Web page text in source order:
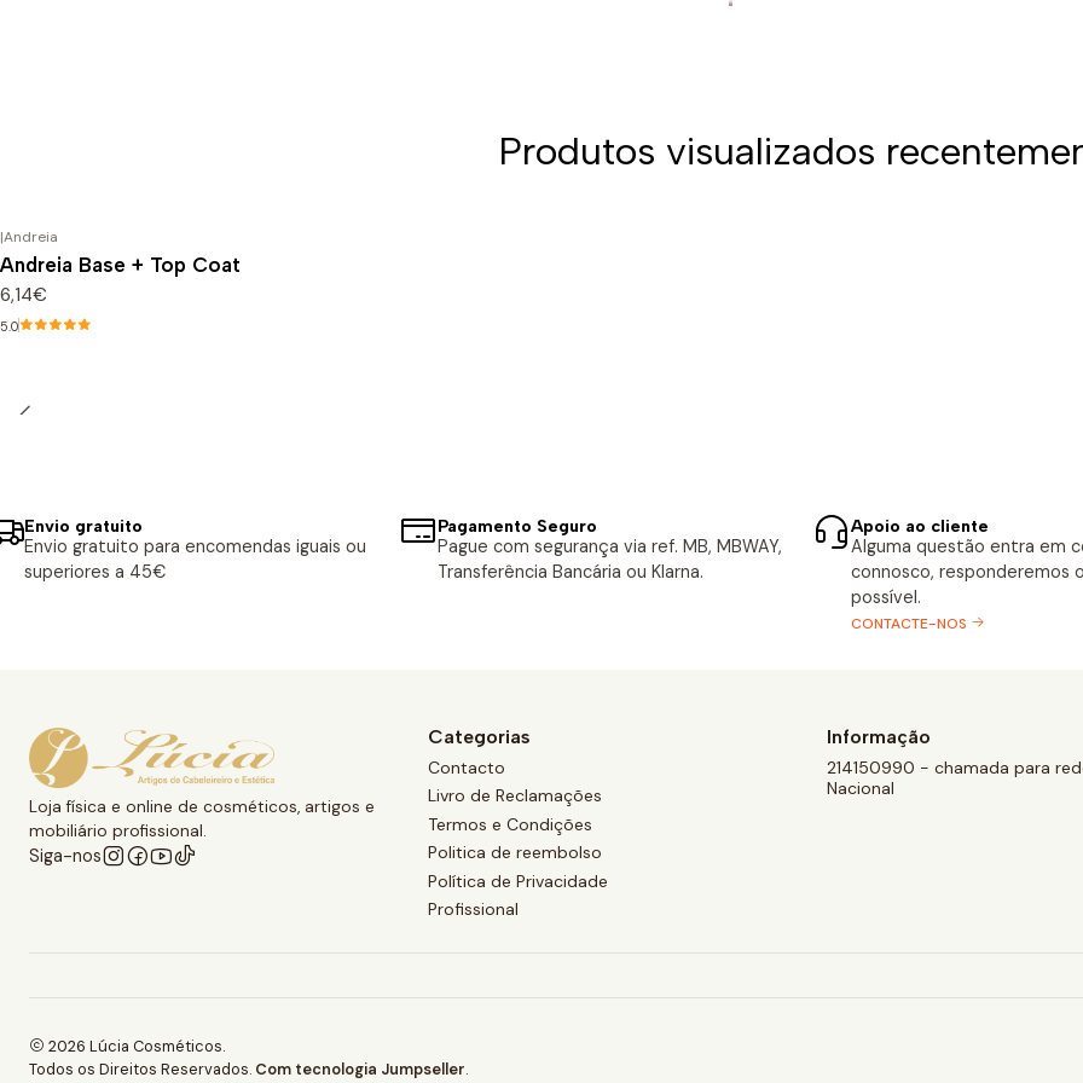
Produtos visualizados
|Andreia
Andreia Base + Top Coat
6,14€
5.0
Envio gratuito
Envio gratuito para encomendas iguais ou
superiores a 45€
Pagamento Seguro
Pague com segurança via ref. MB, MBWAY,
Transferência Bancária ou Klarna.
Apoio ao cliente
Alguma questão entra em
connosco, responderemos
possível.
CONTACTE-NOS
Loja física e online de cosméticos, artigos e
mobiliário profissional.
Siga-nos
Categorias
Contacto
Livro de Reclamações
Termos e Condições
Politica de reembolso
Política de Privacidade
Profissional
Informação
214150990 - chamada para
Nacional
2026 Lúcia Cosméticos.
Todos os Direitos Reservados. Com tecnologia Jumpseller.